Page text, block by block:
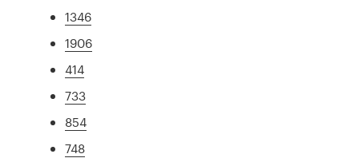
1346
1906
414
733
854
748